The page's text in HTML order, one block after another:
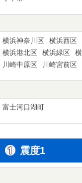
横浜神奈川区 横浜西区
横浜港北区
横浜緑区
川崎中原区
川崎宮前区
富士河口湖町
震度1